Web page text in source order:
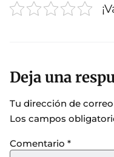
Deja una
Tu dirección de
Los campos
Comentario *